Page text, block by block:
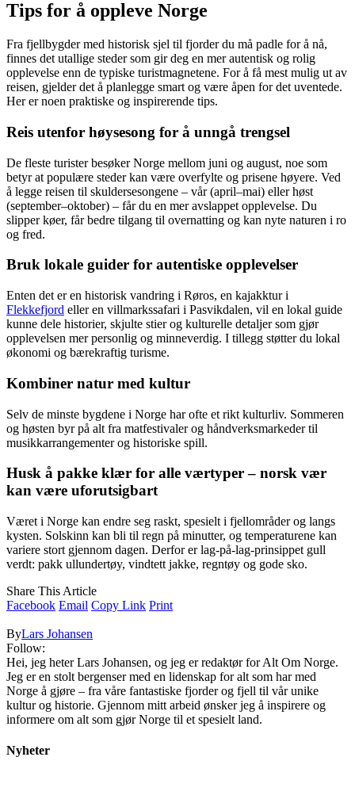
Tips for å oppleve Norge
Fra fjellbygder med historisk sjel til fjorder du må padle for å nå,
finnes det utallige steder som gir deg en mer autentisk og rolig
opplevelse enn de typiske turistmagnetene. For å få mest mulig ut av
reisen, gjelder det å planlegge smart og være åpen for det uventede.
Her er noen praktiske og inspirerende tips.
Reis utenfor høysesong for å unngå trengsel
De fleste turister besøker Norge mellom juni og august, noe som
betyr at populære steder kan være overfylte og prisene høyere. Ved
å legge reisen til skuldersesongene – vår (april–mai) eller høst
(september–oktober) – får du en mer avslappet opplevelse. Du
slipper køer, får bedre tilgang til overnatting og kan nyte naturen i ro
og fred.
Bruk lokale guider for autentiske opplevelser
Enten det er en historisk vandring i Røros, en kajakktur i
Flekkefjord eller en villmarkssafari i Pasvikdalen, vil en lokal guide
kunne dele historier, skjulte stier og kulturelle detaljer som gjør
opplevelsen mer personlig og minneverdig. I tillegg støtter du lokal
økonomi og bærekraftig turisme.
Kombiner natur med kultur
Selv de minste bygdene i Norge har ofte et rikt kulturliv. Sommeren
og høsten byr på alt fra matfestivaler og håndverksmarkeder til
musikkarrangementer og historiske spill.
Husk å pakke klær for alle værtyper – norsk vær
kan være uforutsigbart
Været i Norge kan endre seg raskt, spesielt i fjellområder og langs
kysten. Solskinn kan bli til regn på minutter, og temperaturene kan
variere stort gjennom dagen. Derfor er lag-på-lag-prinsippet gull
verdt: pakk ullundertøy, vindtett jakke, regntøy og gode sko.
Share This Article
Facebook Email Copy Link Print
ByLars Johansen
Follow:
Hei, jeg heter Lars Johansen, og jeg er redaktør for Alt Om Norge.
Jeg er en stolt bergenser med en lidenskap for alt som har med
Norge å gjøre – fra våre fantastiske fjorder og fjell til vår unike
kultur og historie. Gjennom mitt arbeid ønsker jeg å inspirere og
informere om alt som gjør Norge til et spesielt land.
Nyheter